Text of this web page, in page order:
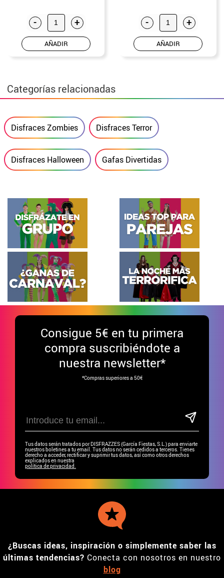
- +
AÑADIR
- +
AÑADIR
Categorías relacionadas
Disfraces Zombies Disfraces Terror
Disfraces Halloween Gafas Divertidas
Consigue 5€ en tu primera
compra suscribiéndote a
nuestra newsletter*
*Compras superiores a 50€
Tus datos serán tratados por DISFRAZZES (García Fiestas, S.L.) para enviarte
nuestros boletines a tu email. Tus datos no serán cedidos a terceros. Tienes
derecho a acceder, rectificar y suprimir tus datos, así como otros derechos
explicados en nuestra
política de privacidad.
¿Buscas ideas, inspiración o simplemente saber las
últimas tendencias? Conecta con nosotros en nuestro
blog